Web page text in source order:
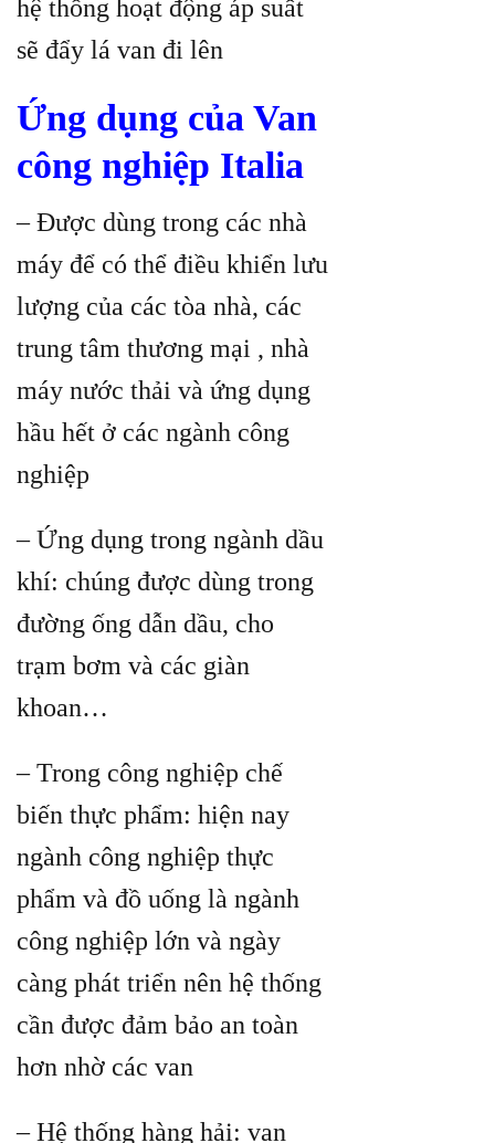
hệ thống hoạt động áp suất
sẽ đẩy lá van đi lên
Ứng dụng của Van
công nghiệp Italia
– Được dùng trong các nhà
máy để có thể điều khiển lưu
lượng của các tòa nhà, các
trung tâm thương mại , nhà
máy nước thải và ứng dụng
hầu hết ở các ngành công
nghiệp
– Ứng dụng trong ngành dầu
khí: chúng được dùng trong
đường ống dẫn dầu, cho
trạm bơm và các giàn
khoan…
– Trong công nghiệp chế
biến thực phẩm: hiện nay
ngành công nghiệp thực
phẩm và đồ uống là ngành
công nghiệp lớn và ngày
càng phát triển nên hệ thống
cần được đảm bảo an toàn
hơn nhờ các van
– Hệ thống hàng hải: van